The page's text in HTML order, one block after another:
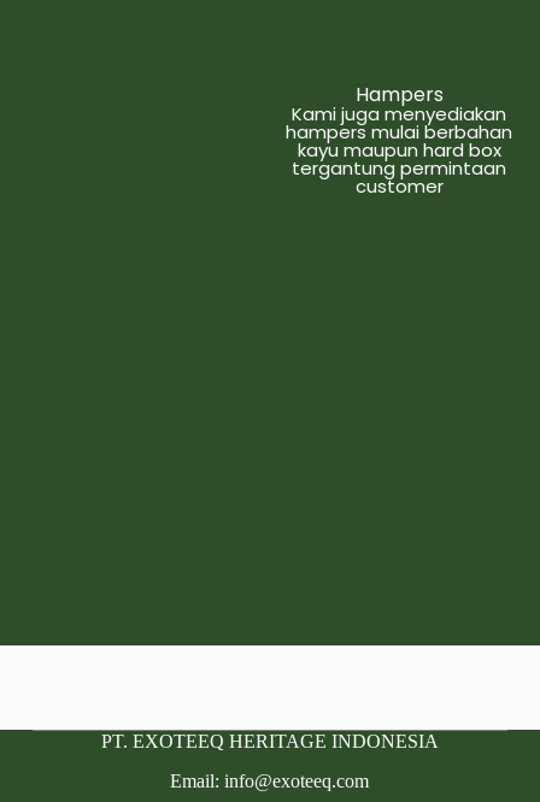
Hampers
Kami juga menyediakan
hampers mulai berbahan
kayu maupun hard box
tergantung permintaan
customer
PT. EXOTEEQ HERITAGE INDONESIA
Email: info@exoteeq.com